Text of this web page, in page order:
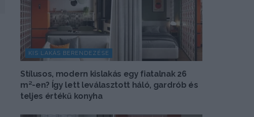
KIS LAKÁS BERENDEZÉSE
Stílusos, modern kislakás egy fiatalnak 26
m²-en? Így lett leválasztott háló, gardrób és
teljes értékű konyha